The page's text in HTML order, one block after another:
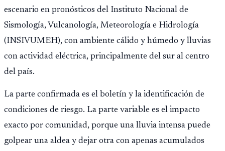
escenario en pronósticos del Instituto Nacional de
Sismología, Vulcanología, Meteorología e Hidrología
(INSIVUMEH), con ambiente cálido y húmedo y lluvias
con actividad eléctrica, principalmente del sur al centro
del país.
La parte confirmada es el boletín y la identificación de
condiciones de riesgo. La parte variable es el impacto
exacto por comunidad, porque una lluvia intensa puede
golpear una aldea y dejar otra con apenas acumulados